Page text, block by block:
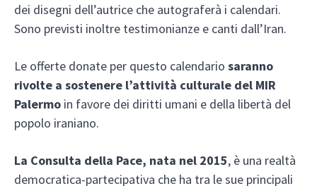
dei disegni dell’autrice che autograferà i calendari.
Sono previsti inoltre testimonianze e canti dall’Iran.
Le offerte donate per questo calendario saranno
rivolte a sostenere l’attività culturale del MIR
Palermo in favore dei diritti umani e della libertà del
popolo iraniano.
La Consulta della Pace, nata nel 2015, è una realtà
democratica-partecipativa che ha tra le sue principali